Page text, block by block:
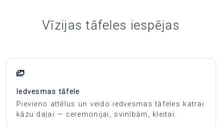
Vīzijas tāfeles iespējas
Iedvesmas tāfele
Pievieno attēlus un veido iedvesmas tāfeles katrai
kāzu daļai — ceremonijai, svinībām, kleitai.